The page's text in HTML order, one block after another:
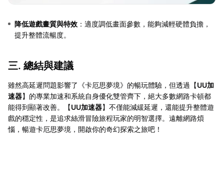
降低遊戲畫質與特效 ：適度調低畫面參數，能夠減輕硬體負擔，
提升整體流暢度。
三. 總結與建議
雖然高延遲問題影響了《卡厄思夢境》的暢玩體驗，但透過【UU加
速器】的專業加速和系統自身優化雙管齊下，絕大多數網路卡頓都
能得到顯著改善。【UU加速器】不僅能減緩延遲，還能提升整體遊
戲的穩定性，是追求絲滑冒險旅程玩家的明智選擇。遠離網路煩
惱，暢遊卡厄思夢境，開啟你的奇幻探索之旅吧！